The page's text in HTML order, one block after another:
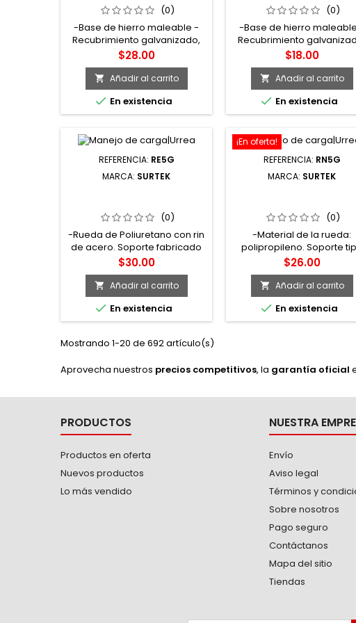
ACERO 5/8" SURTEK
(0)
-Base de hierro maleable -
Recubrimiento galvanizado,
resistente a la corrosión -
Tuercas de acero
Precio
$28.00
 Añadir al carrito
 En existencia
ACERO 1/2" SURTEK
(0)
-Base de hierro
Recubrimiento
resistente a la corrosión -
Tuercas de acero
Precio
$18.00
 Añadir al carrito
 En existencia
REFERENCIA: RE5G
MARCA: SURTEK
(0)
-Rueda de Poliuretano con rin
de acero. Soporte fabricado
en acero zincado. -
Resistentes a acetona,
alcohol, sodio y solventes
suaves. Soporte tipo espiga y
perno con freno. -
Temperatura de operación:
máxima: 3 Km/hr. -Para sillas
general en pisos de alfombra,
Precio
$30.00
 Añadir al carrito
 En existencia
¡En oferta!
REFERENCIA: RN5G
MARCA: SURTEK
GIRATORIA 2" SURTEK
(0)
-Material de la rueda:
polipropileno. Soporte
placa. -Rueda giratoria. -
Temperatura: -30°C a
Velocidad máxima: 3 Km/
Para vehículos de manejo
carga, carros móviles o
mobiliario con mucho
Precio
$26.00
 Añadir al carrito
 En existencia
Mostrando 1-20 de 692 artículo(s)
Aprovecha nuestros precios competitivos, la garantía oficial
PRODUCTOS
Productos en oferta
Nuevos productos
Lo más vendido
NUESTRA
Envío
Aviso legal
Términos y
Sobre nosotros
Pago seguro
Contáctanos
Mapa del sitio
Tiendas